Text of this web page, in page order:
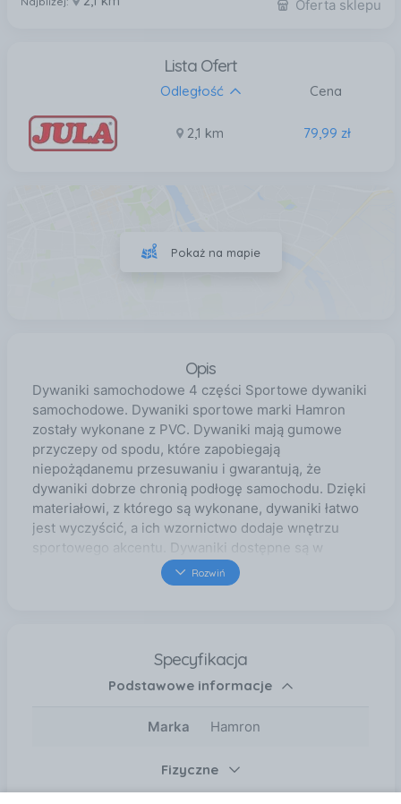
Oferta sklepu
Lista Ofert
Odległość Cena
2,1 km 79,99 zł
Pokaż na mapie
Opis
Dywaniki samochodowe 4 części Sportowe dywaniki
samochodowe. Dywaniki sportowe marki Hamron
zostały wykonane z PVC. Dywaniki mają gumowe
przyczepy od spodu, które zapobiegają
niepożądanemu przesuwaniu i gwarantują, że
dywaniki dobrze chronią podłogę samochodu. Dzięki
materiałowi, z którego są wykonane, dywaniki łatwo
jest wyczyścić, a ich wzornictwo dodaje wnętrzu
sportowego akcentu. Dywaniki dostępne są w
kolorze czarnym. Specyfikacja techniczna Gwarancja
(w miesiącach): 12 m. Materiał: PVC
Rozwiń
Specyfikacja
Podstawowe informacje
Marka Hamron
Fizyczne